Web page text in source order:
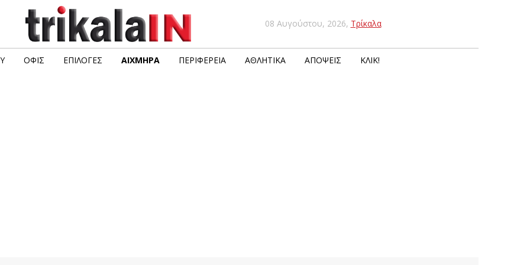
08 Αυγούστου, 2026, Τρίκαλα
ΟΦΙΣ ΕΠΙΛΟΓΈΣ ΑΙΧΜΗΡΆ ΠΕΡΙΦΈΡΕΙΑ ΑΘΛΗΤΙΚΆ ΑΠΌΨΕΙΣ ΚΛΙΚ!